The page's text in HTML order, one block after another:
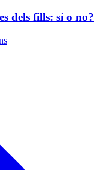
dels fills: sí o no?